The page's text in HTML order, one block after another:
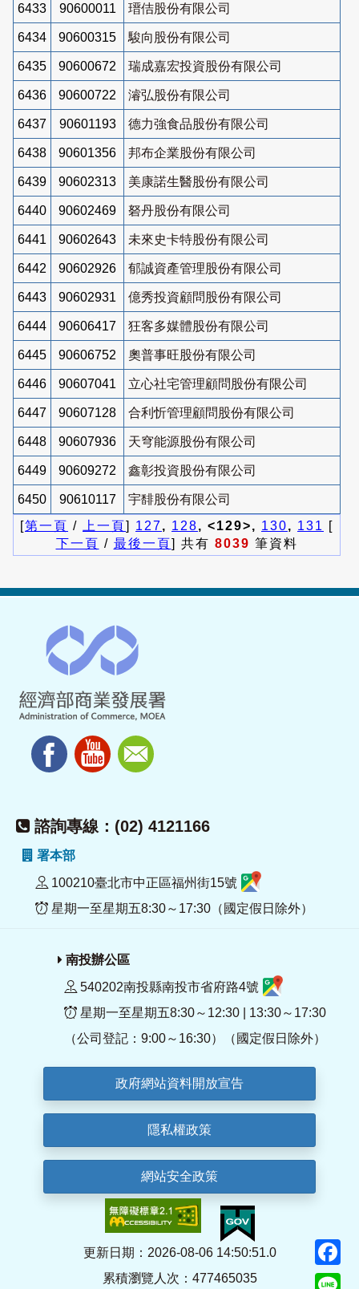
6433 90600011 瑨佶股份有限公司
6434 90600315 駿向股份有限公司
6435 90600672 瑞成嘉宏投資股份有限公司
6436 90600722 濬弘股份有限公司
6437 90601193 德力強食品股份有限公司
6438 90601356 邦布企業股份有限公司
6439 90602313 美康諾生醫股份有限公司
6440 90602469 砮丹股份有限公司
6441 90602643 未來史卡特股份有限公司
6442 90602926 郁誠資產管理股份有限公司
6443 90602931 億秀投資顧問股份有限公司
6444 90606417 狂客多媒體股份有限公司
6445 90606752 奧普事旺股份有限公司
6446 90607041 立心社宅管理顧問股份有限公司
6447 90607128 合利忻管理顧問股份有限公司
6448 90607936 天穹能源股份有限公司
6449 90609272 鑫彰投資股份有限公司
6450 90610117
宇馡股份有限公司
[第一頁 / 上一頁] 127, 128, <129>, 130, 131
[
下一頁 / 最後一頁] 共有 8039 筆資料
諮詢專線：(02) 4121166
署本部
100210臺北市中正區福州街15號
星期一至星期五8:30～17:30（國定假日除外）
南投辦公區
540202南投縣南投市省府路4號
星期一至星期五8:30～12:30 | 13:30～17:30
（公司登記：9:00～16:30）（國定假日除外）
政府網站資料開放宣告
隱私權政策
網站安全政策
更新日期：2026-08-06 14:50:51.0
累積瀏覽人次：477465035